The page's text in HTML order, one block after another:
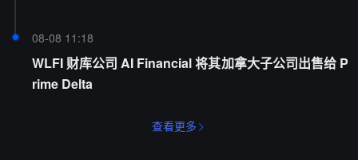
08-08 11:18
WLFI 财库公司 AI Financial 将其加拿大子公司出售给 P
rime Delta
查看更多